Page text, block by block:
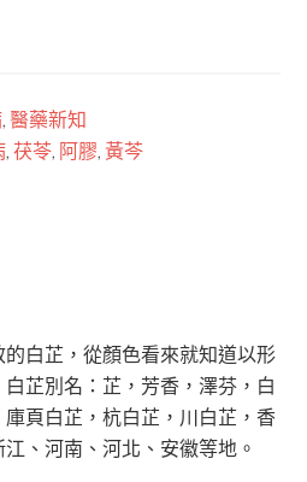
,醫藥新知
,茯苓, 阿膠, 黃芩
白芷，從顏色看來就知道以形
芷別名：芷，芳香，澤芬，白
頁白芷，杭白芷，川白芷，香
、河南、河北、安徽等地。